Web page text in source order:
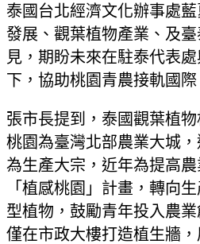
泰國台北經濟文化辦事處
發展、觀葉植物產業、及
見，期盼未來在駐泰代表
下，協助桃園青農接軌國際
張市長提到，泰國觀葉植物
桃園為臺灣北部農業大城
為生產大宗，近年為提高
「植感桃園」計畫，轉向
型植物，鼓勵青年投入農
僅在市政大樓打造植生牆